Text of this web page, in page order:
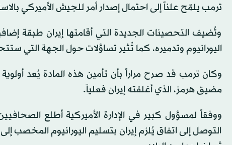
ترمب يلمّح علناً إلى احتمال إصدار أمر للجيش الأميركي
وتُضيف التحصينات الجديدة التي أقامتها إيران طبقة
اليورانيوم وتدميره، كما تُثير تساؤلات حول الجهة التي
وكان ترمب قد صرح مراراً بأن تأمين هذه المادة يُعد
مضيق هرمز، الذي أغلقته إيران فعلياً.
ووفقاً لمسؤول كبير في الإدارة الأميركية أطلع
التوصل إلى اتفاق يُلزم إيران بتسليم اليورانيوم المخصب